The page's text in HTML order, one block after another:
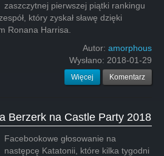
zaszczytnej pierwszej piątki rankingu
który zyskał sławę dzięki
Ronana Harrisa.
Autor: amorphous
Wysłano: 2018-01-29
Więcej Komentarz
Berzerk na Castle Party 2018
Facebookowe głosowanie na
następcę Katatonii, które kilka tygodni